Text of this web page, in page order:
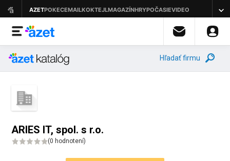
Hľadať firmu
ARIES IT, spol. s r.o.
(0 hodnotení)